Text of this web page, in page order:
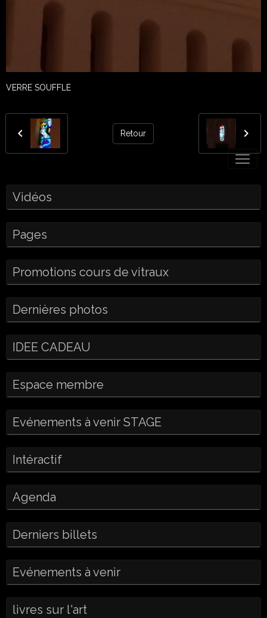
VERRE SOUFFLE
Retour
Vidéos
Pages
Promotions cours de vitraux
Dernières photos
IDEE CADEAU
Espace membre
Evénements à venir STAGE
Intéractif
Agenda
Derniers billets
Evénements à venir
livres sur l'art